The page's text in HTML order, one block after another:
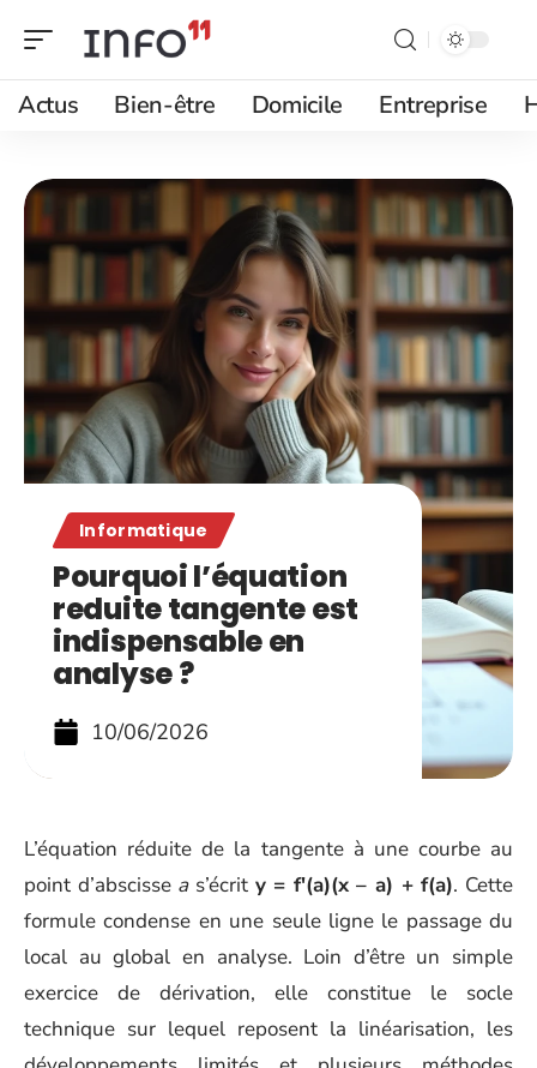
Actus Bien-être Domicile Entreprise
Informatique
Pourquoi l’équation
reduite tangente est
indispensable en
analyse ?
10/06/2026
L’équation réduite de la tangente à une courbe au
point d’abscisse as’écrit y = f'(a)(x – a) + f(a). Cette
formule condense en une seule ligne le passage du
local au global en analyse. Loin d’être un simple
exercice de dérivation, elle constitue le socle
technique sur lequel reposent la linéarisation, les